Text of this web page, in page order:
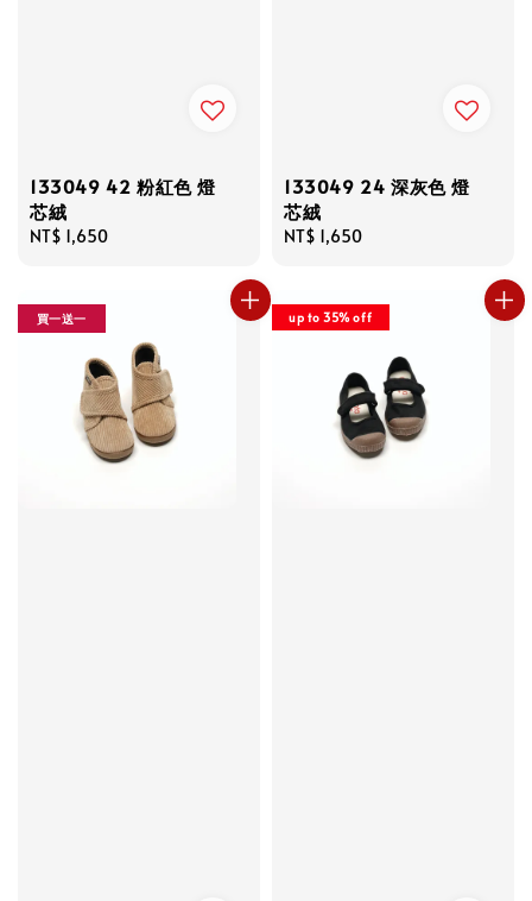
133049 42 粉紅色 燈
芯絨
Regular
NT$ 1,650
133049 24 深灰色 燈
芯絨
Regular
NT$ 1,650
買一送一 up to 35% off